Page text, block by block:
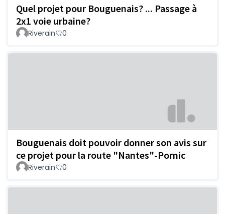
Quel projet pour Bouguenais? ... Passage à
2x1 voie urbaine?
Riverain 0
Bouguenais doit pouvoir donner son avis sur
ce projet pour la route "Nantes"-Pornic
Riverain 0